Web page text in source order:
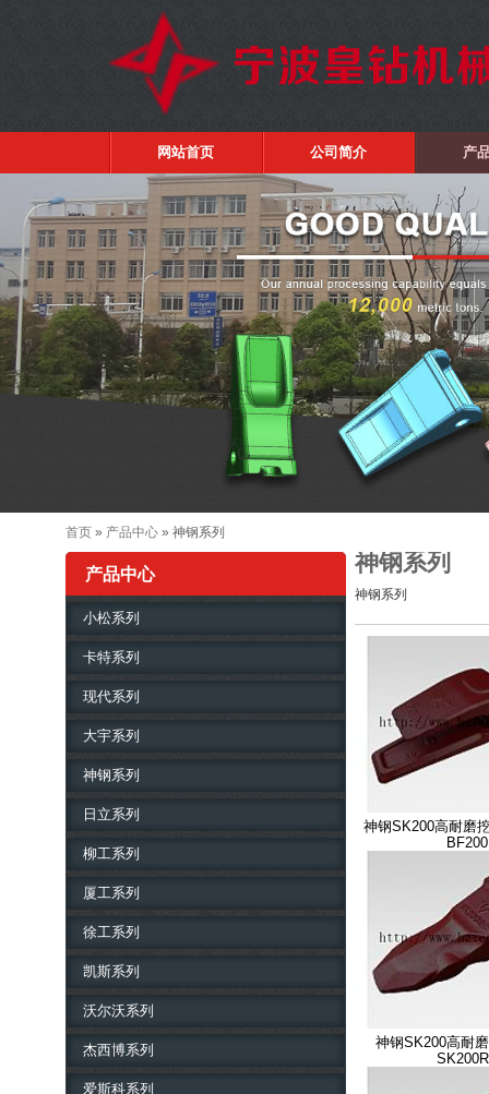
网站首页 公司简介 产
首页 » 产品中心 » 神钢系列
产品中心
小松系列
卡特系列
现代系列
大宇系列
神钢系列
日立系列
柳工系列
厦工系列
徐工系列
凯斯系列
沃尔沃系列
杰西博系列
爱斯科系列
神钢系列
神钢系列
神钢SK200高耐磨
BF200
神钢SK200高耐